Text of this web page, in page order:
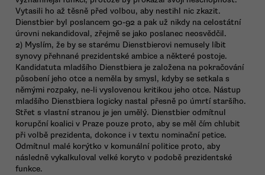
Vytasili ho až těsně před volbou, aby nestihl nic zkazit.
Dienstbier byl poslancem 90-92 a pak už nikdy na celostátní
úrovni nekandidoval, zřejmě se jako poslanec neosvědčil.
2) Myslím, že by se starému Dienstbierovi nemusely líbit
synovy přehnané prezidentské ambice a některé postoje.
Kandidatuta mladšího Dienstbiera je založena na pokračování
působení jeho otce a neměla by smysl, kdyby se setkala s
němými rozpaky, ne-li vyslovenou kritikou jeho otce. Nástup
mladšího Dienstbiera logicky nastal přesně po úmrtí staršího.
Střet s vlastní stranou je jen umělý. Dienstbier odmítnul
korupční koalici v Praze pouze proto, aby se měl čím chlubit
při volbě prezidenta, dokonce i v textu nominační petice.
Odmítnul malé korýtko v komunální politice proto, aby
následně vykalkuloval velké koryto v podobě prezidentské
funkce.